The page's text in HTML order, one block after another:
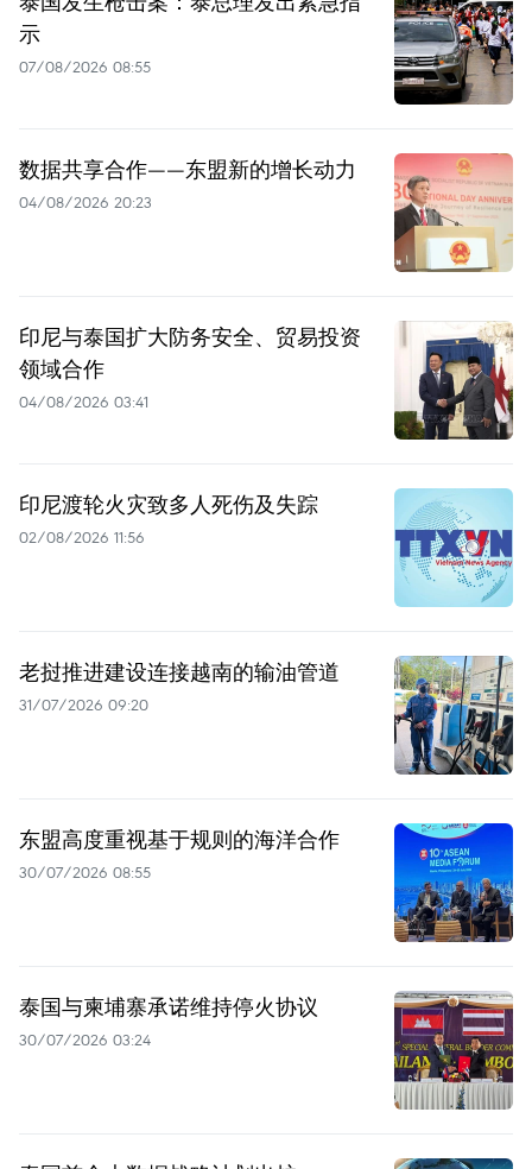
示
07/08/2026 08:55
数据共享合作——东盟新的增长动力
04/08/2026 20:23
印尼与泰国扩大防务安全、贸易投资
领域合作
04/08/2026 03:41
印尼渡轮火灾致多人死伤及失踪
02/08/2026 11:56
老挝推进建设连接越南的输油管道
31/07/2026 09:20
东盟高度重视基于规则的海洋合作
30/07/2026 08:55
泰国与柬埔寨承诺维持停火协议
30/07/2026 03:24